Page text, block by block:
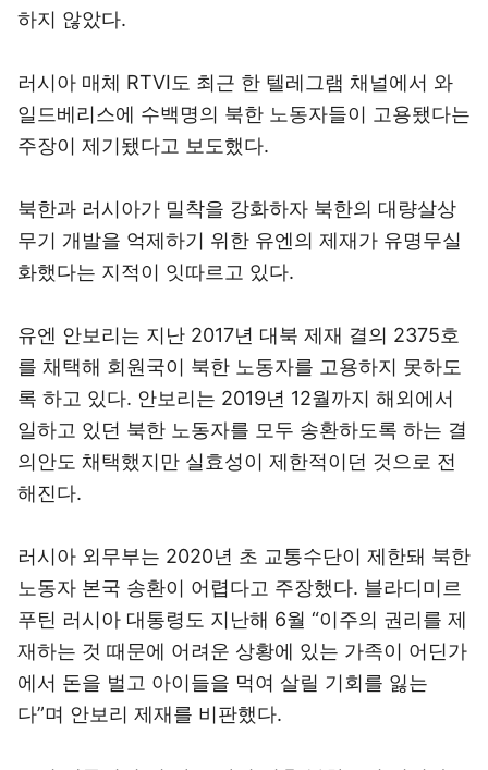
하지 않았다.
러시아 매체 RTVI도 최근 한 텔레그램 채널에서 와
일드베리스에 수백명의 북한 노동자들이 고용됐다는
주장이 제기됐다고 보도했다.
북한과 러시아가 밀착을 강화하자 북한의 대량살상
무기 개발을 억제하기 위한 유엔의 제재가 유명무실
화했다는 지적이 잇따르고 있다.
유엔 안보리는 지난 2017년 대북 제재 결의 2375호
를 채택해 회원국이 북한 노동자를 고용하지 못하도
록 하고 있다. 안보리는 2019년 12월까지 해외에서
일하고 있던 북한 노동자를 모두 송환하도록 하는 결
의안도 채택했지만 실효성이 제한적이던 것으로 전
해진다.
러시아 외무부는 2020년 초 교통수단이 제한돼 북한
노동자 본국 송환이 어렵다고 주장했다. 블라디미르
푸틴 러시아 대통령도 지난해 6월 “이주의 권리를 제
재하는 것 때문에 어려운 상황에 있는 가족이 어딘가
에서 돈을 벌고 아이들을 먹여 살릴 기회를 잃는
다”며 안보리 제재를 비판했다.